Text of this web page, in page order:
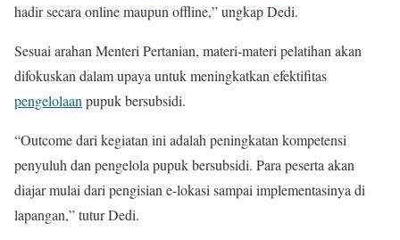
hadir secara online maupun offline,” ungkap Dedi.
Sesuai arahan Menteri Pertanian, materi-materi pelatihan akan
difokuskan dalam upaya untuk meningkatkan efektifitas
pengelolaan pupuk bersubsidi.
“Outcome dari kegiatan ini adalah peningkatan kompetensi
penyuluh dan pengelola pupuk bersubsidi. Para peserta akan
diajar mulai dari pengisian e-lokasi sampai implementasinya di
lapangan,” tutur Dedi.